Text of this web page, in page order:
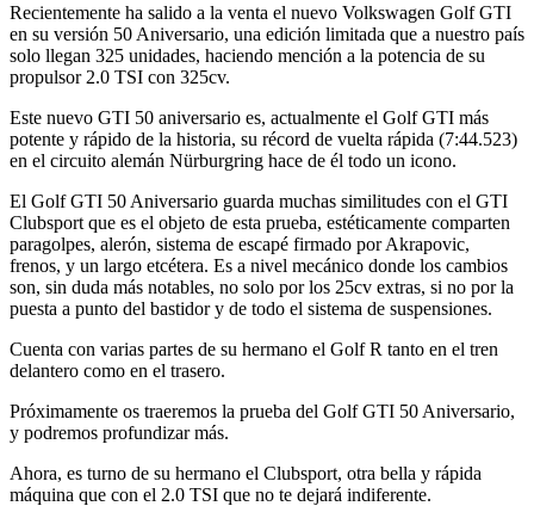
Recientemente ha salido a la venta el nuevo Volkswagen Golf GTI
en su versión 50 Aniversario, una edición limitada que a nuestro país
solo llegan 325 unidades, haciendo mención a la potencia de su
propulsor 2.0 TSI con 325cv.
Este nuevo GTI 50 aniversario es, actualmente el Golf GTI más
potente y rápido de la historia, su récord de vuelta rápida (7:44.523)
en el circuito alemán Nürburgring hace de él todo un icono.
El Golf GTI 50 Aniversario guarda muchas similitudes con el GTI
Clubsport que es el objeto de esta prueba, estéticamente comparten
paragolpes, alerón, sistema de escapé firmado por Akrapovic,
frenos, y un largo etcétera. Es a nivel mecánico donde los cambios
son, sin duda más notables, no solo por los 25cv extras, si no por la
puesta a punto del bastidor y de todo el sistema de suspensiones.
Cuenta con varias partes de su hermano el Golf R tanto en el tren
delantero como en el trasero.
Próximamente os traeremos la prueba del Golf GTI 50 Aniversario,
y podremos profundizar más.
Ahora, es turno de su hermano el Clubsport, otra bella y rápida
máquina que con el 2.0 TSI que no te dejará indiferente.